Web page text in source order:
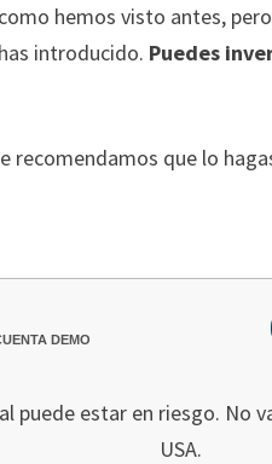
hemos visto antes,
introducido. Puedes
recomendamos que lo
DEMO
puede estar en riesgo. No
USA.